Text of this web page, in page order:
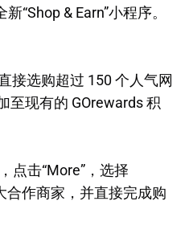
“Shop & Earn”小程序。
接选购超过 150 个人气网
至现有的 GOrewards 积
点击“More”，选择
合作商家，并直接完成购